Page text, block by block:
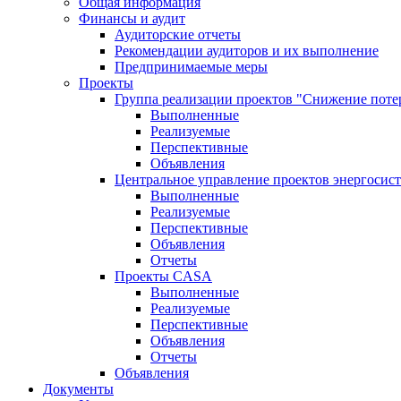
Финансы и аудит
Аудиторские отчеты
Рекомендации аудиторов и их выполнение
Предпринимаемые меры
Проекты
Группа реализации проектов "Снижение
Выполненные
Реализуемые
Перспективные
Объявления
Центральное управление проектов
Выполненные
Реализуемые
Перспективные
Объявления
Отчеты
Проекты CASA
Выполненные
Реализуемые
Перспективные
Объявления
Отчеты
Объявления
Документы